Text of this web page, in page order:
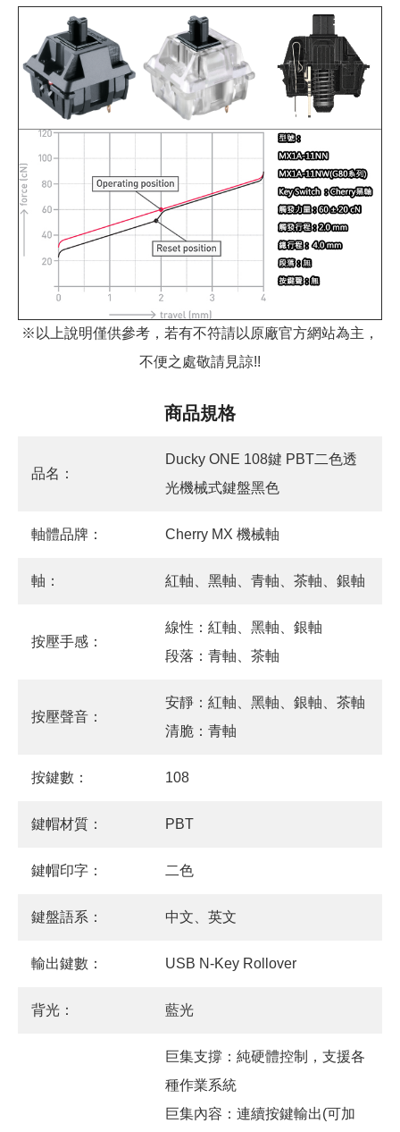
※以上說明僅供參考，若有不符請以原廠官方網站為主，
不便之處敬請見諒!!
商品規格
品名：
Ducky ONE 108鍵 PBT二色透
光機械式鍵盤黑色
軸體品牌： Cherry MX 機械軸
軸： 紅軸、黑軸、青軸、茶軸、銀軸
按壓手感：
線性：紅軸、黑軸、銀軸
段落：青軸、茶軸
按壓聲音：
安靜：紅軸、黑軸、銀軸、茶軸
清脆：青軸
按鍵數： 108
鍵帽材質： PBT
鍵帽印字： 二色
鍵盤語系： 中文、英文
輸出鍵數： USB N-Key Rollover
背光： 藍光
巨集支撐：純硬體控制，支援各
種作業系統
巨集內容：連續按鍵輸出(可加